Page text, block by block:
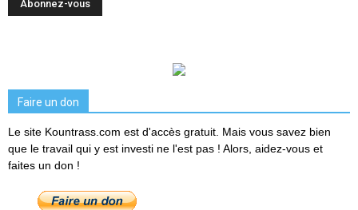
Faire un don
Le site Kountrass.com est d'accès gratuit. Mais vous savez bien
que le travail qui y est investi ne l'est pas ! Alors, aidez-vous et
faites un don !